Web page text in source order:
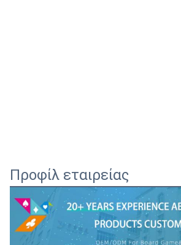
Προφίλ εταιρείας